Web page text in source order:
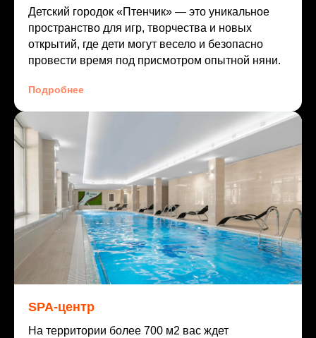
Детский городок «Птенчик» — это уникальное
пространство для игр, творчества и новых
открытий, где дети могут весело и безопасно
провести время под присмотром опытной няни.
Подробнее
SPA-центр
На территории более 700 м2 вас ждет